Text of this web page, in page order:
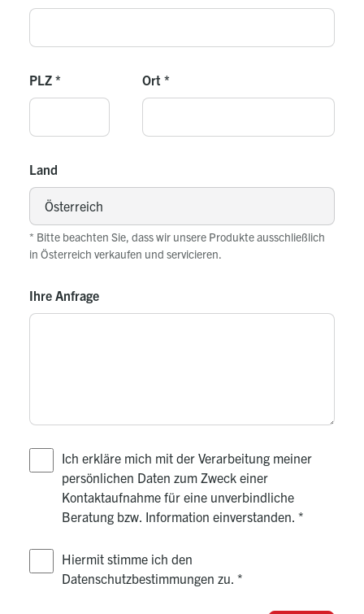
PLZ * Ort *
Land
* Bitte beachten Sie, dass wir unsere Produkte ausschließlich
in Österreich verkaufen und servicieren.
Ihre Anfrage
Ich erkläre mich mit der Verarbeitung meiner
persönlichen Daten zum Zweck einer
Kontaktaufnahme für eine unverbindliche
Beratung bzw. Information einverstanden. *
Hiermit stimme ich den
Datenschutzbestimmungen zu. *